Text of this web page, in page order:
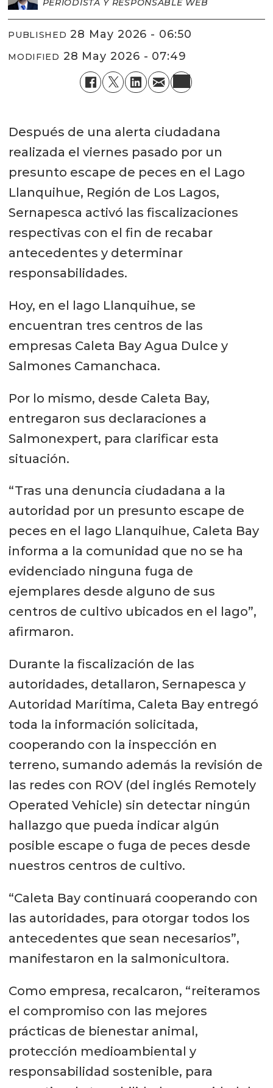
PERIODISTA Y RESPONSABLE WEB
PUBLISHED 28 May 2026 - 06:50
MODIFIED 28 May 2026 - 07:49
Después de una alerta ciudadana
realizada el viernes pasado por un
presunto escape de peces en el Lago
Llanquihue, Región de Los Lagos,
Sernapesca activó las fiscalizaciones
respectivas con el fin de recabar
antecedentes y determinar
responsabilidades.
Hoy, en el lago Llanquihue, se
encuentran tres centros de las
empresas Caleta Bay Agua Dulce y
Salmones Camanchaca.
Por lo mismo, desde Caleta Bay,
entregaron sus declaraciones a
Salmonexpert, para clarificar esta
situación.
“Tras una denuncia ciudadana a la
autoridad por un presunto escape de
peces en el lago Llanquihue, Caleta Bay
informa a la comunidad que no se ha
evidenciado ninguna fuga de
ejemplares desde alguno de sus
centros de cultivo ubicados en el lago”,
afirmaron.
Durante la fiscalización de las
autoridades, detallaron, Sernapesca y
Autoridad Marítima, Caleta Bay entregó
toda la información solicitada,
cooperando con la inspección en
terreno, sumando además la revisión de
las redes con ROV (del inglés Remotely
Operated Vehicle) sin detectar ningún
hallazgo que pueda indicar algún
posible escape o fuga de peces desde
nuestros centros de cultivo.
“Caleta Bay continuará cooperando con
las autoridades, para otorgar todos los
antecedentes que sean necesarios”,
manifestaron en la salmonicultora.
Como empresa, recalcaron, “reiteramos
el compromiso con las mejores
prácticas de bienestar animal,
protección medioambiental y
responsabilidad sostenible, para